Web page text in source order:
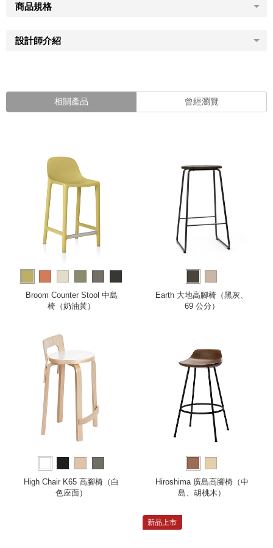
商品規格
設計師介紹
相關產品 曾經瀏覽
more
Broom Counter Stool 中島
椅（奶油黃）
Earth 大地高腳椅（黑灰、
69 公分）
High Chair K65 高腳椅（白
色座面）
Hiroshima 廣島高腳椅（中
島、胡桃木）
新品上市